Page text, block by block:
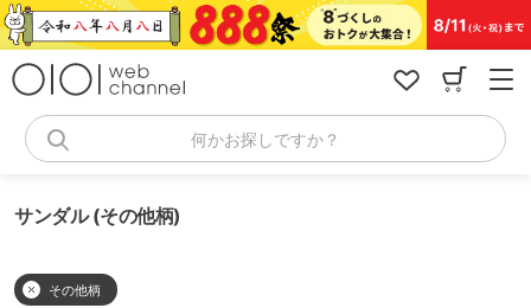
コ
ン
何かお探しですか？
サンダル (その他柄)
その他柄